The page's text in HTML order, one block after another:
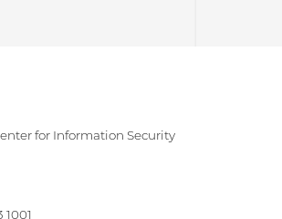
for Information Security
1001